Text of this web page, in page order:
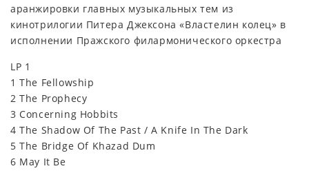
аранжировки главных музыкальных тем из
кинотрилогии Питера Джексона «Властелин колец» в
исполнении Пражского филармонического оркестра
LP 1
1 The Fellowship
2 The Prophecy
3 Concerning Hobbits
4 The Shadow Of The Past / A Knife In The Dark
5 The Bridge Of Khazad Dum
6 May It Be